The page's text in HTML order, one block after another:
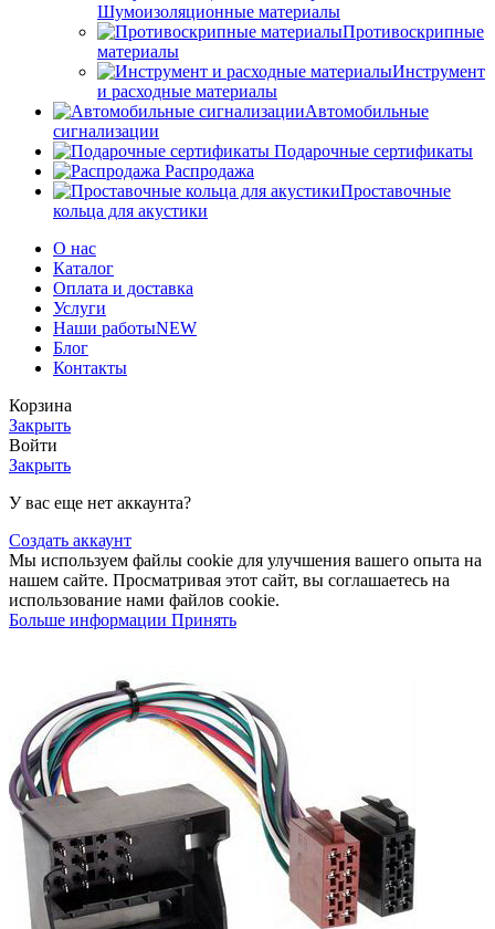
Шумоизоляционные материалы
Противоскрипные
материалы
Инструмент
и расходные материалы
Автомобильные
сигнализации
Подарочные сертификаты
Распродажа
Проставочные
кольца для акустики
О нас
Каталог
Оплата и доставка
Услуги
Наши работыNEW
Блог
Контакты
Корзина
Закрыть
Войти
Закрыть
У вас еще нет аккаунта?
Создать аккаунт
Мы используем файлы cookie для улучшения вашего опыта на
нашем сайте. Просматривая этот сайт, вы соглашаетесь на
использование нами файлов cookie.
Больше информации Принять